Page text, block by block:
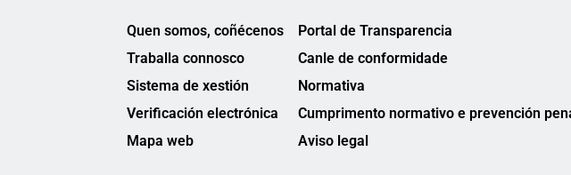
Quen somos, coñécenos
Traballa connosco
Sistema de xestión
Verificación electrónica
Mapa web
Portal de Transparencia
Canle de conformidade
Normativa
Cumprimento normativo e prevención
Aviso legal